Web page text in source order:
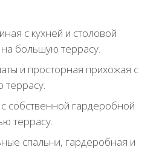
с кухней и столовой
большую террасу.
и просторная прихожая с
террасу.
собственной гардеробной
террасу.
спальни, гардеробная и